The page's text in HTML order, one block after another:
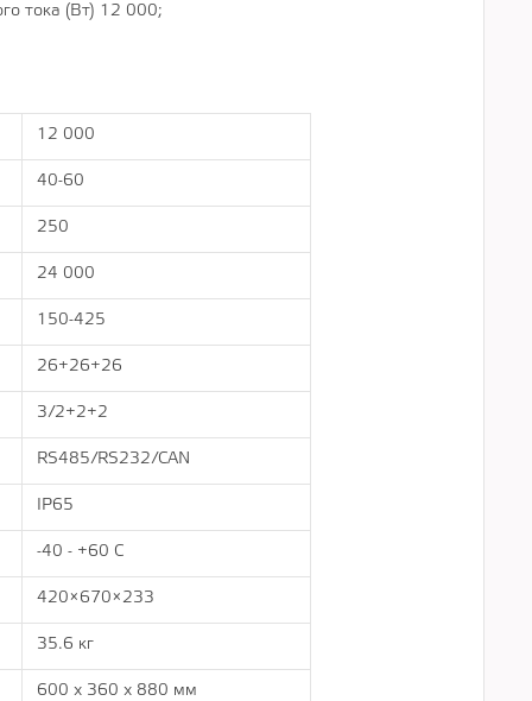
тока (Вт) 12 000;
12 000
40-60
250
24 000
150-425
26+26+26
3/2+2+2
RS485/RS232/CAN
IP65
-40 - +60 С
420×670×233
35.6 кг
600 x 360 x 880 мм